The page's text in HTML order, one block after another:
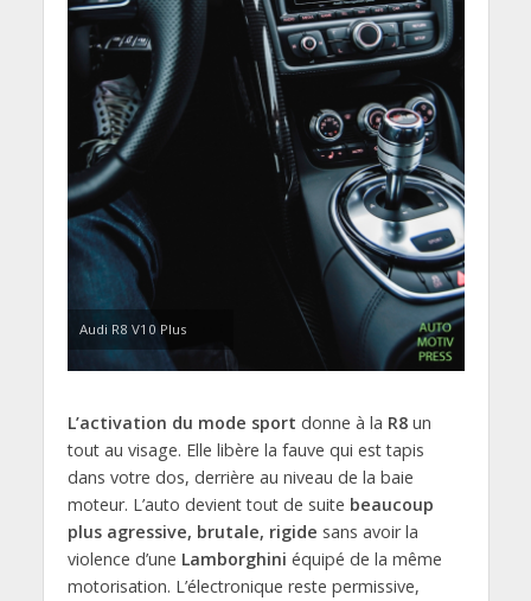
Audi R8 V10 Plus
L’activation du mode sport donne à la R8un
tout au visage. Elle libère la fauve qui est tapis
dans votre dos, derrière au niveau de la baie
moteur. L’auto devient tout de suite beaucoup
plus agressive, brutale, rigide sans avoir la
violence d’une Lamborghini équipé de la même
motorisation. L’électronique reste permissive,